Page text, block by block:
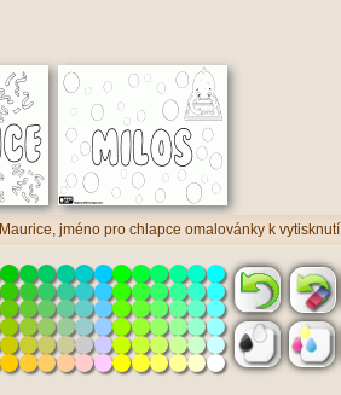
Maurice, jméno pro chlapce omalovánky k vytisknutí